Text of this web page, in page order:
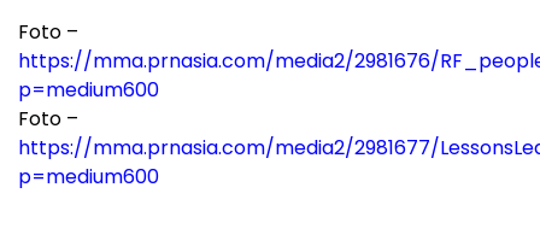
Foto –
https://mma.prnasia.com/media2/2981676/
p=medium600
Foto –
https://mma.prnasia.com/media2/2981677/
p=medium600